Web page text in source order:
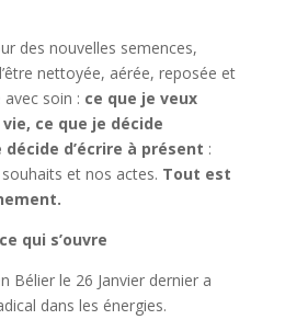
des nouvelles semences,
nettoyée, aérée, reposée et
soin : ce que je veux
ce que je décide
décide d’écrire à présent :
et nos actes. Tout est
qui s’ouvre
Bélier le 26 Janvier dernier a
dans les énergies.